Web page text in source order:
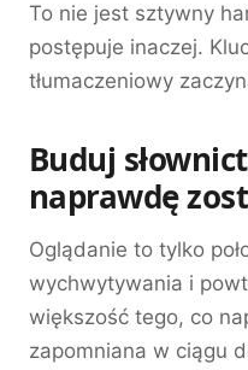
To nie jest sztywny
postępuje inaczej.
tłumaczeniowy
Buduj
naprawdę
Oglądanie to tylko
wychwytywania i
większość tego, co
zapomniana w ciągu